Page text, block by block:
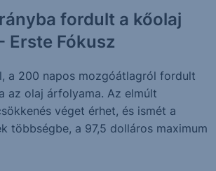
fordult a kőolaj
Erste Fókusz
a 200 napos mozgóátlagról fordult
az olaj árfolyama. Az elmúlt
véget érhet, és ismét a
többségbe, a 97,5 dolláros maximum